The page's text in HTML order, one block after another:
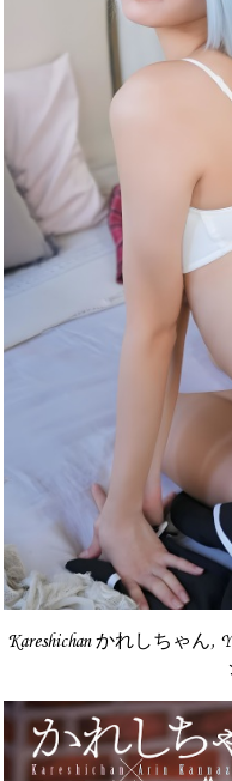
Kareshichan かれしちゃん,